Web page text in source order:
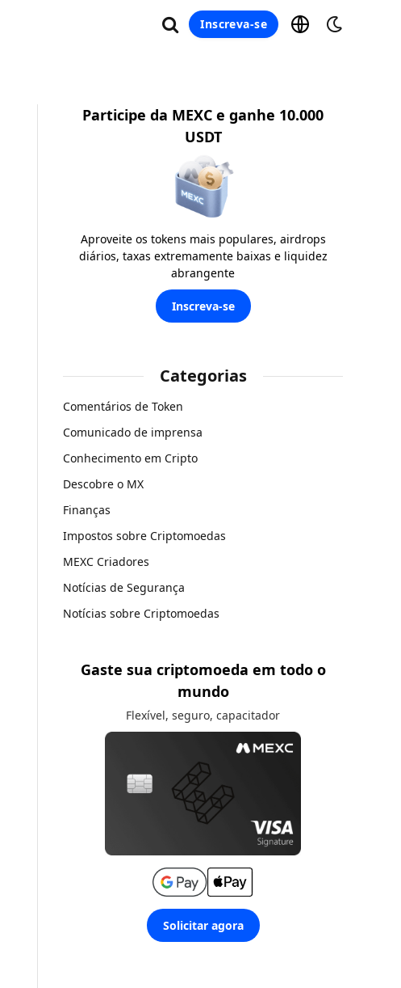
Inscreva-se
Participe da MEXC e ganhe 10.000
USDT
Aproveite os tokens mais populares, airdrops
diários, taxas extremamente baixas e liquidez
abrangente
Inscreva-se
Categorias
Comentários de Token
Comunicado de imprensa
Conhecimento em Cripto
Descobre o MX
Finanças
Impostos sobre Criptomoedas
MEXC Criadores
Notícias de Segurança
Notícias sobre Criptomoedas
Gaste sua criptomoeda em todo o
mundo
Flexível, seguro, capacitador
Solicitar agora